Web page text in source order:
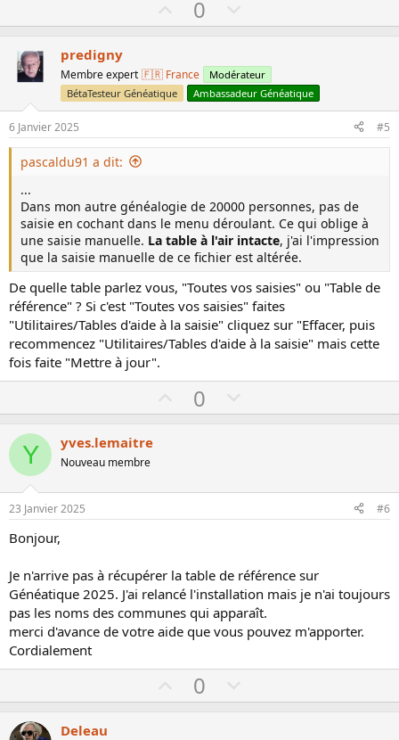
U
p
o
t
e
0
o
n
v
o
t
predigny
Membre expert 🇫🇷 France
Modérateur
BétaTesteur Généatique
Ambassadeur Généatique
6 Janvier 2025 #5
pascaldu91 a dit:
...
Dans mon autre généalogie de 20000 personnes, pas de
saisie en cochant dans le menu déroulant. Ce qui oblige à
une saisie manuelle. La table à l'air intacte, j'ai l'impression
que la saisie manuelle de ce fichier est altérée.
De quelle table parlez vous, "Toutes vos saisies" ou "Table de
référence" ? Si c'est "Toutes vos saisies" faites
"Utilitaires/Tables d'aide à la saisie" cliquez sur "Effacer, puis
recommencez "Utilitaires/Tables d'aide à la saisie" mais cette
fois faite "Mettre à jour".
U
p
e
0
o
o
t
Y yves.lemaitre
Nouveau membre
23 Janvier 2025 #6
Bonjour,
Je n'arrive pas à récupérer la table de référence sur
Généatique 2025. J'ai relancé l'installation mais je n'ai toujours
pas les noms des communes qui apparaît.
merci d'avance de votre aide que vous pouvez m'apporter.
Cordialement
U
p
0
o
Deleau